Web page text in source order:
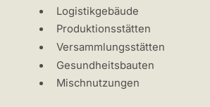
Logistikgebäude
Produktionsstätten
Versammlungsstätten
Gesundheitsbauten
Mischnutzungen